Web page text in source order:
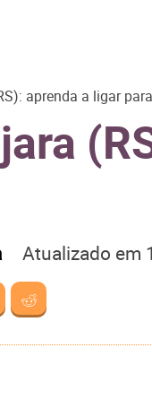
aprenda a ligar
Atualizado em